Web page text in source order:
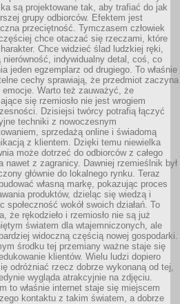
są projektowane tak, aby trafiać do jak
grupy odbiorców. Efektem jest
przeciętność. Tymczasem człowiek
chce otaczać się rzeczami, które
Chce widzieć ślad ludzkiej ręki,
nierówność, indywidualny detal, coś, co
jeden egzemplarz od drugiego. To właśnie
cechy sprawiają, że przedmiot zaczyna
emocje. Warto też zauważyć, że
się rzemiosło nie jest wrogiem
Dzisiejsi twórcy potrafią łączyć
techniki z nowoczesnym
sprzedażą online i świadomą
z klientem. Dzięki temu niewielka
może dotrzeć do odbiorców z całego
nawet z zagranicy. Dawniej rzemieślnik był
głównie do lokalnego rynku. Teraz
własną markę, pokazując proces
produktów, dzieląc się wiedzą i
społeczność wokół swoich działań. To
że rękodzieło i rzemiosło nie są już
światem dla wtajemniczonych, ale
widoczną częścią nowej gospodarki.
środku tej przemiany ważne staje się
klientów. Wielu ludzi dopiero
odróżniać rzecz dobrze wykonaną od tej,
wygląda atrakcyjnie na zdjęciu.
to właśnie internet staje się miejscem
kontaktu z takim światem, a dobrze